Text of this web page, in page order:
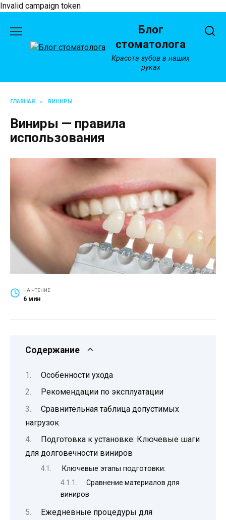
Invalid campaign token
содержанию
Блог
стоматолога
Красота зубов в наших
руках
ГЛАВНАЯ » ВИНИРЫ
Виниры — правила
использования
НА ЧТЕНИЕ
6 мин
Содержание
Особенности ухода
Рекомендации по эксплуатации
Сравнительная таблица допустимых
нагрузок
Подготовка к установке: Ключевые шаги
для долговечности виниров
Ключевые этапы подготовки:
Сравнение материалов для
виниров
Ежедневные процедуры для